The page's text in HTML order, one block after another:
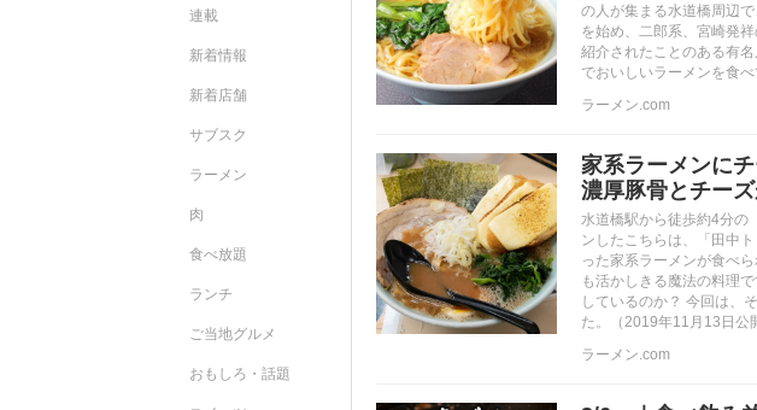
の人が集まる水道橋周辺
を始め、二郎系、宮崎発
紹介されたことのある有
でおいしいラーメンを食
ラーメン.com
家系ラーメンに
濃厚豚骨とチー
水道橋駅から徒歩約4分の
ンしたこちらは、「田中
った家系ラーメンが食べ
も活かしきる魔法の料理
しているのか？ 今回は、
た。（2019年11月13日公
ラーメン.com
連載
新着情報
新着店舗
サブスク
ラーメン
肉
食べ放題
ランチ
ご当地グルメ
おもしろ・話題